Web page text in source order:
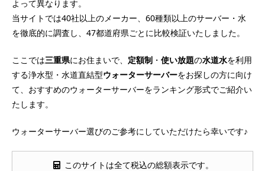
よって異なります。
当サイトでは40社以上のメーカー、60種類以上のサーバー・水
を徹底的に調査し、47都道府県ごとに比較検証いたしました。
ここでは三重県にお住まいで、 定額制 ・ 使い放題の水道水を利用
する浄水型・水道直結型ウォーターサーバーをお探しの方に向け
て、おすすめのウォーターサーバーをランキング形式でご紹介い
たします。
ウォーターサーバー選びのご参考にしていただけたら幸いです♪
このサイトは全て税込の総額表示です。